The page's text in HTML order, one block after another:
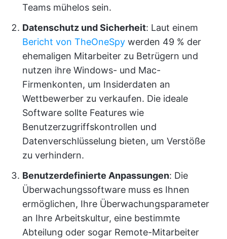
Teams mühelos sein.
Datenschutz und Sicherheit: Laut einem
Bericht von TheOneSpy werden 49 % der
ehemaligen Mitarbeiter zu Betrügern und
nutzen ihre Windows- und Mac-
Firmenkonten, um Insiderdaten an
Wettbewerber zu verkaufen. Die ideale
Software sollte Features wie
Benutzerzugriffskontrollen und
Datenverschlüsselung bieten, um Verstöße
zu verhindern.
Benutzerdefinierte Anpassungen: Die
Überwachungssoftware muss es Ihnen
ermöglichen, Ihre Überwachungsparameter
an Ihre Arbeitskultur, eine bestimmte
Abteilung oder sogar Remote-Mitarbeiter